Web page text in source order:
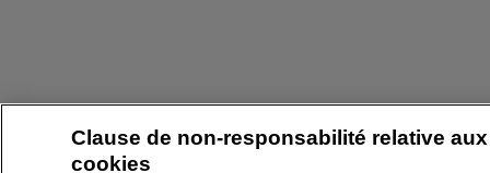
Clause de non-responsabilité relative aux
cookies